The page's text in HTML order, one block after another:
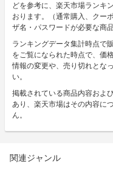
どを参考に、楽天市場ランキ
おります。（通常購入、クー
ザ名・パスワードが必要な商
ランキングデータ集計時点で
をご覧になられた時点で、価
情報の変更や、売り切れとな
い。
掲載されている商品内容およ
あり、楽天市場はその内容に
ん。
関連ジャンル